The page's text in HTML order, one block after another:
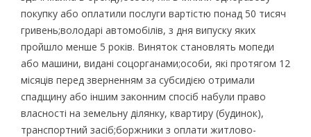
покупку або оплатили послуги вартістю понад 50 тисяч
гривень;володарі автомобілів, з дня випуску яких
пройшло менше 5 років. Виняток становлять мопеди
або машини, видані соцорганами;особи, які протягом 12
місяців перед зверненням за субсидією отримали
спадщину або іншим законним спосіб набули право
власності на земельну ділянку, квартиру (будинок),
транспортний засіб;боржники з оплати житлово-